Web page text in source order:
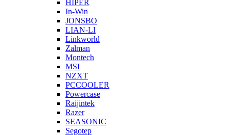
HIPER
In-Win
JONSBO
LIAN-LI
Linkworld
Zalman
Montech
MSI
NZXT
PCCOOLER
Powercase
Raijintek
Razer
SEASONIC
Segotep